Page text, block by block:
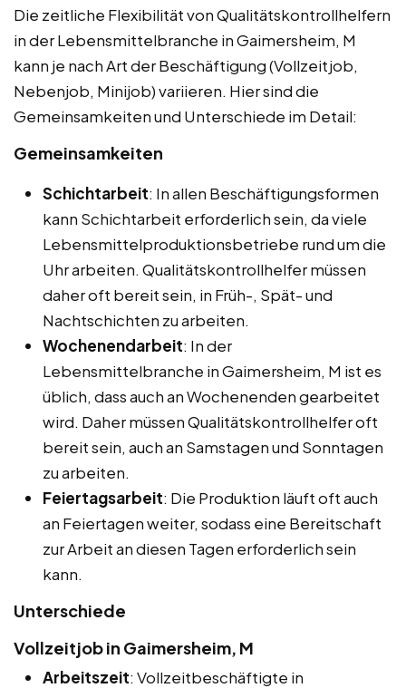
Die zeitliche Flexibilität von Qualitätskontrollhelfern
in der Lebensmittelbranche in Gaimersheim, M
kann je nach Art der Beschäftigung (Vollzeitjob,
Nebenjob, Minijob) variieren. Hier sind die
Gemeinsamkeiten und Unterschiede im Detail:
Gemeinsamkeiten
Schichtarbeit: In allen Beschäftigungsformen
kann Schichtarbeit erforderlich sein, da viele
Lebensmittelproduktionsbetriebe rund um die
Uhr arbeiten. Qualitätskontrollhelfer müssen
daher oft bereit sein, in Früh-, Spät- und
Nachtschichten zu arbeiten.
Wochenendarbeit: In der
Lebensmittelbranche in Gaimersheim, M ist es
üblich, dass auch an Wochenenden gearbeitet
wird. Daher müssen Qualitätskontrollhelfer oft
bereit sein, auch an Samstagen und Sonntagen
zu arbeiten.
Feiertagsarbeit: Die Produktion läuft oft auch
an Feiertagen weiter, sodass eine Bereitschaft
zur Arbeit an diesen Tagen erforderlich sein
kann.
Unterschiede
Vollzeitjob in Gaimersheim, M
Arbeitszeit: Vollzeitbeschäftigte in